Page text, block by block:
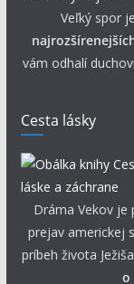
Veľký spor
vám odhalí
Cesta lásky
Dráma Vekov je
prejav americkej
príbeh života
o